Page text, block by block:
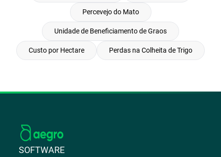
Percevejo do Mato
Unidade de Beneficiamento de Graos
Custo por Hectare Perdas na Colheita de Trigo
SOFTWARE